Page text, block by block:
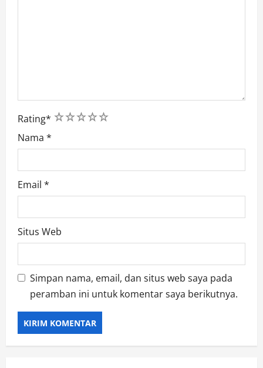
Rating* 5
4
3
2
1
Nama *
Email *
Situs Web
Simpan nama, email, dan situs web saya pada
peramban ini untuk komentar saya berikutnya.